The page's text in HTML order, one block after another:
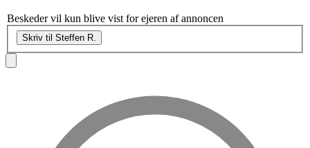
Beskeder vil kun blive vist for ejeren af annoncen
Skriv til Steffen R.